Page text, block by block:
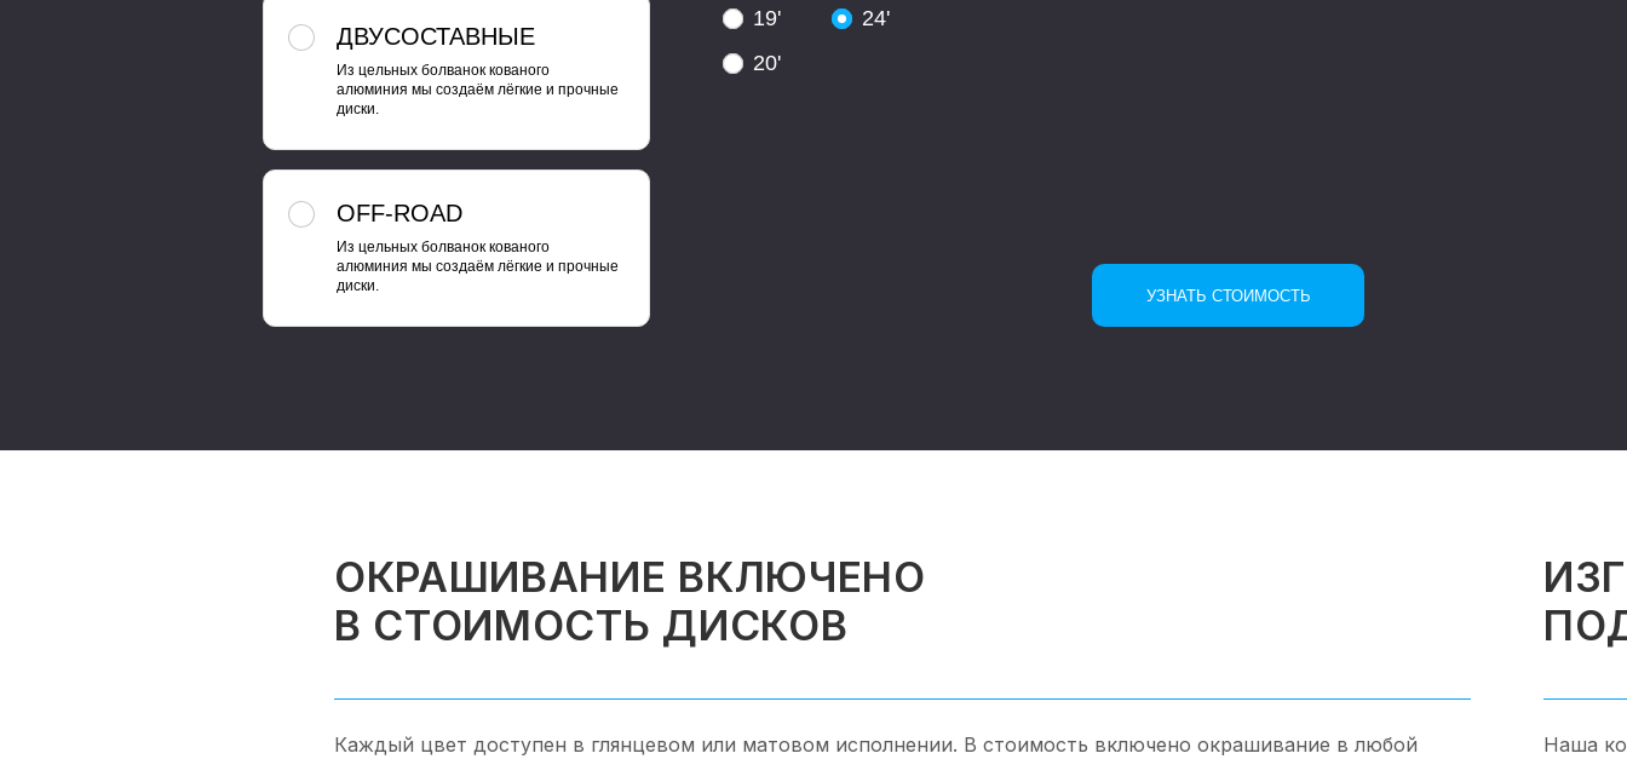
ДВУСОСТАВНЫЕ
Из цельных болванок кованого
алюминия мы создаём лёгкие и прочные
диски.
OFF-ROAD
Из цельных болванок кованого
алюминия мы создаём лёгкие и прочные
диски.
19'
20'
24'
ОКРАШИВАНИЕ ВКЛЮЧЕНО
В СТОИМОСТЬ ДИСКОВ
Каждый цвет доступен в глянцевом или матовом исполнении. В стоимость включено окрашивание в любой
Наша